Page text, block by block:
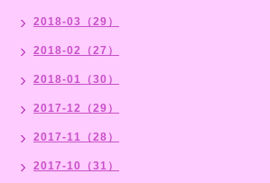
2018-03（29）
2018-02（27）
2018-01（30）
2017-12（29）
2017-11（28）
2017-10（31）